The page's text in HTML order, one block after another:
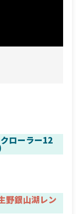
ローラー12
野銀山湖レン